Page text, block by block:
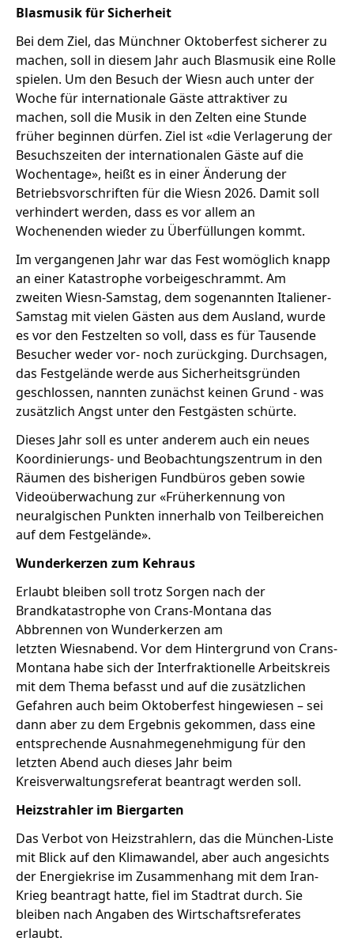
Blasmusik für Sicherheit
Bei dem Ziel, das Münchner Oktoberfest sicherer zu
machen, soll in diesem Jahr auch Blasmusik eine Rolle
spielen. Um den Besuch der Wiesn auch unter der
Woche für internationale Gäste attraktiver zu
machen, soll die Musik in den Zelten eine Stunde
früher beginnen dürfen. Ziel ist «die Verlagerung der
Besuchszeiten der internationalen Gäste auf die
Wochentage», heißt es in einer Änderung der
Betriebsvorschriften für die Wiesn 2026. Damit soll
verhindert werden, dass es vor allem an
Wochenenden wieder zu Überfüllungen kommt.
Im vergangenen Jahr war das Fest womöglich knapp
an einer Katastrophe vorbeigeschrammt. Am
zweiten Wiesn-Samstag, dem sogenannten Italiener-
Samstag mit vielen Gästen aus dem Ausland, wurde
es vor den Festzelten so voll, dass es für Tausende
Besucher weder vor- noch zurückging. Durchsagen,
das Festgelände werde aus Sicherheitsgründen
geschlossen, nannten zunächst keinen Grund - was
zusätzlich Angst unter den Festgästen schürte.
Dieses Jahr soll es unter anderem auch ein neues
Koordinierungs- und Beobachtungszentrum in den
Räumen des bisherigen Fundbüros geben sowie
Videoüberwachung zur «Früherkennung von
neuralgischen Punkten innerhalb von Teilbereichen
auf dem Festgelände».
Wunderkerzen zum Kehraus
Erlaubt bleiben soll trotz Sorgen nach der
Brandkatastrophe von Crans-Montana das
Abbrennen von Wunderkerzen am
letzten Wiesnabend. Vor dem Hintergrund von Crans-
Montana habe sich der Interfraktionelle Arbeitskreis
mit dem Thema befasst und auf die zusätzlichen
Gefahren auch beim Oktoberfest hingewiesen – sei
dann aber zu dem Ergebnis gekommen, dass eine
entsprechende Ausnahmegenehmigung für den
letzten Abend auch dieses Jahr beim
Kreisverwaltungsreferat beantragt werden soll.
Heizstrahler im Biergarten
Das Verbot von Heizstrahlern, das die München-Liste
mit Blick auf den Klimawandel, aber auch angesichts
der Energiekrise im Zusammenhang mit dem Iran-
Krieg beantragt hatte, fiel im Stadtrat durch. Sie
bleiben nach Angaben des Wirtschaftsreferates
erlaubt.